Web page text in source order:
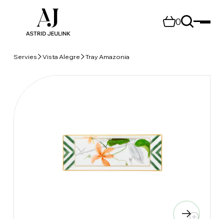
0
Servies Vista Alegre Tray Amazonia